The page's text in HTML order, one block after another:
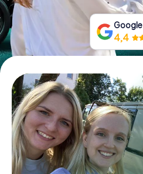
Google
4,4